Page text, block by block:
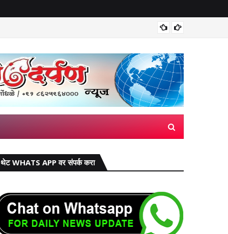
थेट WHATS APP वर संपर्क करा